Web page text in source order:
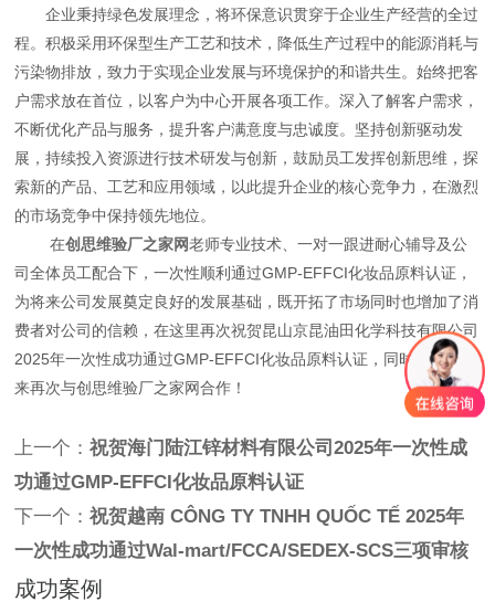
企业秉持绿色发展理念，将环保意识贯穿于企业生产经营的全过
程。积极采用环保型生产工艺和技术，降低生产过程中的能源消耗与
污染物排放，致力于实现企业发展与环境保护的和谐共生。始终把客
户需求放在首位，以客户为中心开展各项工作。深入了解客户需求，
不断优化产品与服务，提升客户满意度与忠诚度。坚持创新驱动发
展，持续投入资源进行技术研发与创新，鼓励员工发挥创新思维，探
索新的产品、工艺和应用领域，以此提升企业的核心竞争力，在激烈
的市场竞争中保持领先地位。
在创思维验厂之家网老师专业技术、一对一跟进耐心辅导及公
司全体员工配合下，一次性顺利通过GMP-EFFCI化妆品原料认证，
为将来公司发展奠定良好的发展基础，既开拓了市场同时也增加了消
费者对公司的信赖，在这里再次祝贺昆山京昆油田化学科技有限公司
2025年一次性成功通过GMP-EFFCI化妆品原料认证，同时也期待未
来再次与创思维验厂之家网合作！
上一个：祝贺海门陆江锌材料有限公司2025年一次性成
功通过GMP-EFFCI化妆品原料认证
下一个：祝贺越南 CÔNG TY TNHH QUỐC TẾ 2025年
一次性成功通过Wal-mart/FCCA/SEDEX-SCS三项审核
成功案例